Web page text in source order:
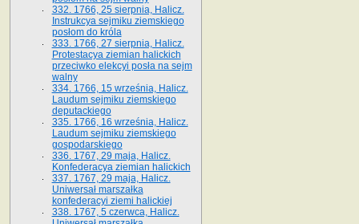
332. 1766, 25 sierpnia, Halicz.
Instrukcya sejmiku ziemskiego
posłom do króla
333. 1766, 27 sierpnia, Halicz.
Protestacya ziemian halickich
przeciwko elekcyi posła na sejm
walny
334. 1766, 15 września, Halicz.
Laudum sejmiku ziemskiego
deputackiego
335. 1766, 16 września, Halicz.
Laudum sejmiku ziemskiego
gospodarskiego
336. 1767, 29 maja, Halicz.
Konfederacya ziemian halickich
337. 1767, 29 maja, Halicz.
Uniwersał marszałka
konfederacyi ziemi halickiej
338. 1767, 5 czerwca, Halicz.